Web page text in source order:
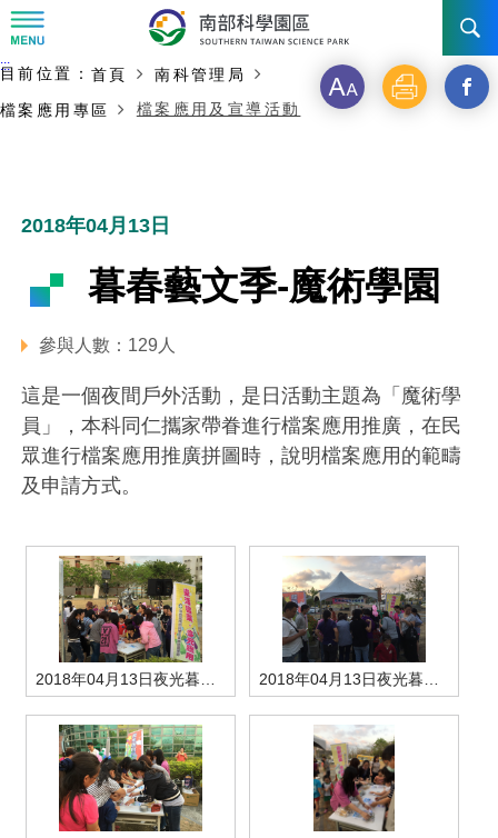
訊息公告
徵才公告
園區電子看板專區
大事紀
局長小檔案
機關組織
組織架構
組織職掌
年度工作展望
國家科學及技術委員會重大政策
廉政園地
工作職掌與聯絡管道
廉政資訊
公職人員及關係人補助交易身分關係公開專區
機關採購廉政平臺
獲獎記錄
檔案應用服務須知
檔案應用及宣導活動
檔案教育訓練及標竿學習
檔案管理局相關連結
WebMail(新)
土地規劃
水電供應
園區資源再生中心
污水處理廠
高雄園區
競爭優勢
土地規劃
園區土地廠房宿舍出租資訊
污水處理廠
簡介
競爭優勢
水電供應
園區土地廠房宿舍出租資訊
污水處理廠
新設園區
交通資訊
廠商名錄
園區公會資訊
研究機構
育成中心
文化藝術
公共藝術
考古遺址
南科新港堂
園區生活
生活服務
園區宿舍簡介
自行車道網
創新創業
南科AI_ROBOT自造基地
南科創業工坊
永續園區
企業社會責任
入區申辦流程
申辦案件處理時限
工商業務
通關業務
工安管理
環保管理
勞資管理
相關費用
園區事業管理費
宿舍租金費用
污水費
廢棄物清除處理費
科學園區廠商服務網
園區培訓課程
科學園區人才培育補助計畫
新興科技應用計畫
敦親睦鄰經費補助
園區參訪申請
性平專區
主要內容開始
:::
目前位置： 首頁
南科管理局
檔案應用專區
檔案應用及宣導活動
字 列 另
分
享
2018年04月13日
暮春藝文季-魔術學園
參與人數：129人
這是一個夜間戶外活動，是日活動主題為「魔術學
員」，本科同仁攜家帶眷進行檔案應用推廣，在民
眾進行檔案應用推廣拼圖時，說明檔案應用的範疇
及申請方式。